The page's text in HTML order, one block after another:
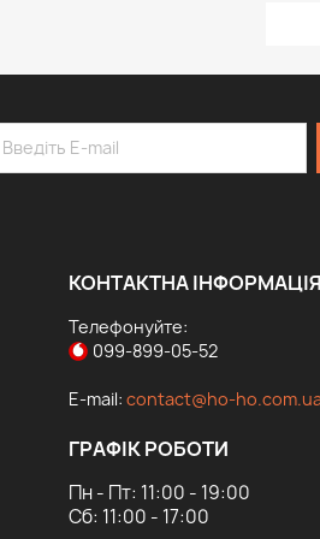
КОНТАКТНА ІНФОРМАЦІЯ
Телефонуйте:
099-899-05-52
E-mail: contact@ho-
ГРАФІК РОБОТИ
Пн - Пт: 11:00 - 19:00
Сб: 11:00 - 17:00